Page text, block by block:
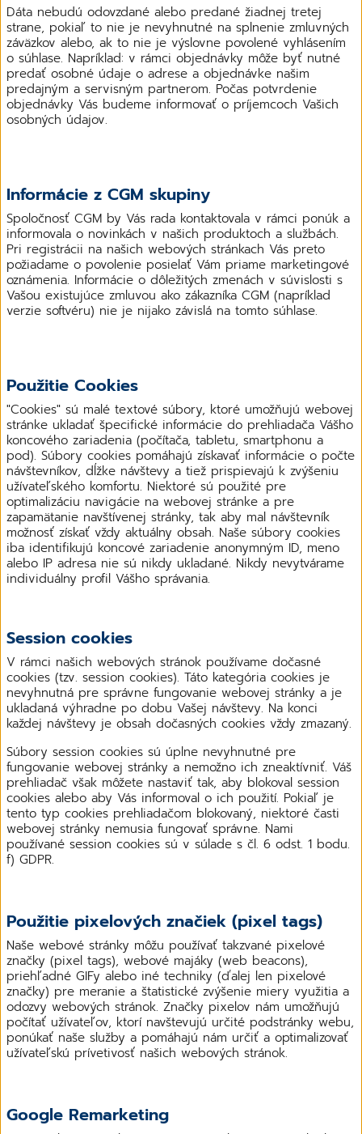
Dáta nebudú odovzdané alebo predané žiadnej tretej
strane, pokiaľ to nie je nevyhnutné na splnenie zmluvných
záväzkov alebo, ak to nie je výslovne povolené vyhlásením
o súhlase. Napríklad: v rámci objednávky môže byť nutné
predať osobné údaje o adrese a objednávke našim
predajným a servisným partnerom. Počas potvrdenie
objednávky Vás budeme informovať o príjemcoch Vašich
osobných údajov.
Informácie z CGM skupiny
Spoločnosť CGM by Vás rada kontaktovala v rámci ponúk a
informovala o novinkách v našich produktoch a službách.
Pri registrácii na našich webových stránkach Vás preto
požiadame o povolenie posielať Vám priame marketingové
oznámenia. Informácie o dôležitých zmenách v súvislosti s
Vašou existujúce zmluvou ako zákazníka CGM (napríklad
verzie softvéru) nie je nijako závislá na tomto súhlase.
Použitie Cookies
"Cookies" sú malé textové súbory, ktoré umožňujú webovej
stránke ukladať špecifické informácie do prehliadača Vášho
koncového zariadenia (počítača, tabletu, smartphonu a
pod). Súbory cookies pomáhajú získavať informácie o počte
návštevníkov, dĺžke návštevy a tiež prispievajú k zvýšeniu
užívateľského komfortu. Niektoré sú použité pre
optimalizáciu navigácie na webovej stránke a pre
zapamätanie navštívenej stránky, tak aby mal návštevník
možnosť získať vždy aktuálny obsah. Naše súbory cookies
iba identifikujú koncové zariadenie anonymným ID, meno
alebo IP adresa nie sú nikdy ukladané. Nikdy nevytvárame
individuálny profil Vášho správania.
Session cookies
V rámci našich webových stránok používame dočasné
cookies (tzv. session cookies). Táto kategória cookies je
nevyhnutná pre správne fungovanie webovej stránky a je
ukladaná výhradne po dobu Vašej návštevy. Na konci
každej návštevy je obsah dočasných cookies vždy zmazaný.
Súbory session cookies sú úplne nevyhnutné pre
fungovanie webovej stránky a nemožno ich zneaktívniť. Váš
prehliadač však môžete nastaviť tak, aby blokoval session
cookies alebo aby Vás informoval o ich použití. Pokiaľ je
tento typ cookies prehliadačom blokovaný, niektoré časti
webovej stránky nemusia fungovať správne. Nami
používané session cookies sú v súlade s čl. 6 odst. 1 bodu.
f) GDPR.
Použitie pixelových značiek (pixel tags)
Naše webové stránky môžu používať takzvané pixelové
značky (pixel tags), webové majáky (web beacons),
priehľadné GIFy alebo iné techniky (ďalej len pixelové
značky) pre meranie a štatistické zvýšenie miery využitia a
odozvy webových stránok. Značky pixelov nám umožňujú
počítať užívateľov, ktorí navštevujú určité podstránky webu,
ponúkať naše služby a pomáhajú nám určiť a optimalizovať
užívateľskú prívetivosť našich webových stránok.
Google Remarketing